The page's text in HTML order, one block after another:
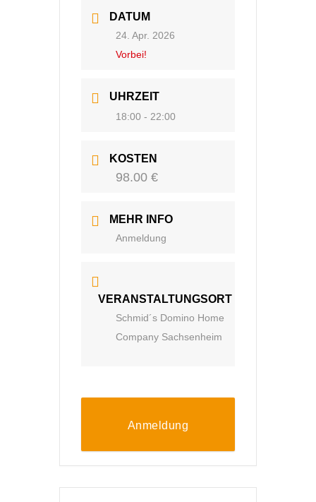
DATUM
24. Apr. 2026
Vorbei!
UHRZEIT
18:00 - 22:00
KOSTEN
98.00 €
MEHR INFO
Anmeldung
VERANSTALTUNGSORT
Schmid´s Domino Home
Company Sachsenheim
Anmeldung